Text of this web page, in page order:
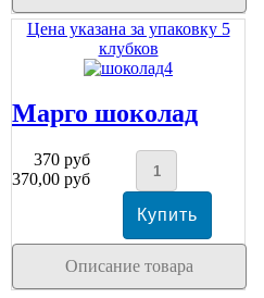
Цена указана за упаковку 5
клубков
Марго шоколад
370 руб
370,00 руб
Описание товара